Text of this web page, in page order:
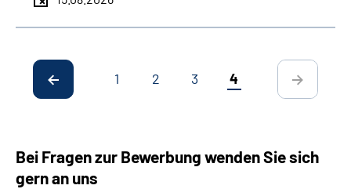
1 2 3 4
Bei Fragen zur Bewerbung wenden Sie sich
gern an uns